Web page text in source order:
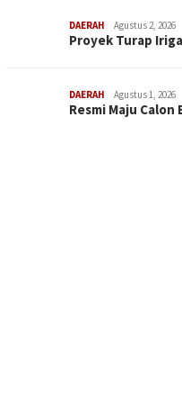
DAERAH Agustus 2, 2026
Proyek Turap
DAERAH Agustus 1, 2026
Resmi Maju